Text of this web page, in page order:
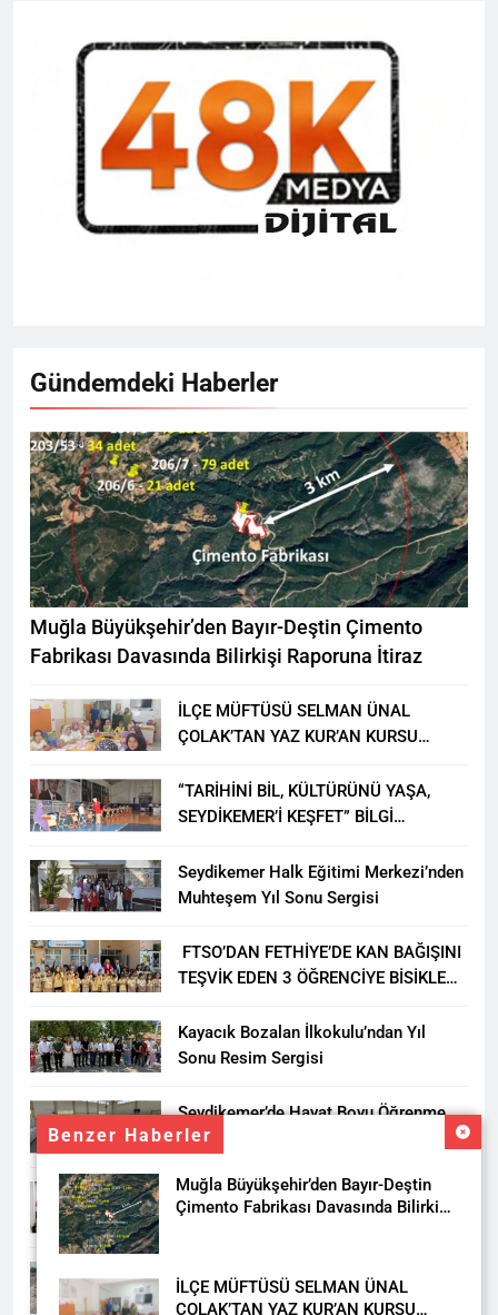
Benzer Haberler
Muğla Büyükşehir’den Bayır-Deştin
Çimento Fabrikası Davasında Bilirkişi
İLÇE MÜFTÜSÜ SELMAN ÜNAL
ÇOLAK’TAN YAZ KUR’AN KURSU
Gündemdeki Haberler
Muğla Büyükşehir’den Bayır-Deştin Çimento
Fabrikası Davasında Bilirkişi Raporuna İtiraz
İLÇE MÜFTÜSÜ SELMAN ÜNAL
ÇOLAK’TAN YAZ KUR’AN KURSU
“TARİHİNİ BİL, KÜLTÜRÜNÜ YAŞA,
SEYDİKEMER’İ KEŞFET” BİLGİ
Seydikemer Halk Eğitimi Merkezi’nden
Muhteşem Yıl Sonu Sergisi
FTSO’DAN FETHİYE’DE KAN BAĞIŞINI
TEŞVİK EDEN 3 ÖĞRENCİYE BİSİKLET
Kayacık Bozalan İlkokulu’ndan Yıl
Sonu Resim Sergisi
Seydikemer’de Hayat Boyu Öğrenme
Haftası Kadıköy Sergisiyle Başladı
DALAMAN KENT PARK PROJESİ İÇİN
BAŞKAN DURMUŞ’A YETKİ VERİLDİ
Seydikemer’de Akçay Deresi Tepkisi
Büyüyor: “Yetkililer Vatandaşın Sesini